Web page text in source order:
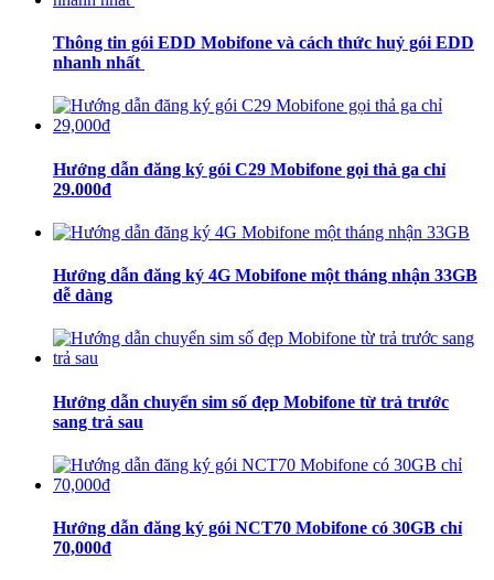
Thông tin gói EDD Mobifone và cách thức huỷ gói EDD
nhanh nhất
Hướng dẫn đăng ký gói C29 Mobifone gọi thả ga chỉ
29.000đ
Hướng dẫn đăng ký 4G Mobifone một tháng nhận 33GB
dễ dàng
Hướng dẫn chuyển sim số đẹp Mobifone từ trả trước
sang trả sau
Hướng dẫn đăng ký gói NCT70 Mobifone có 30GB chỉ
70,000đ